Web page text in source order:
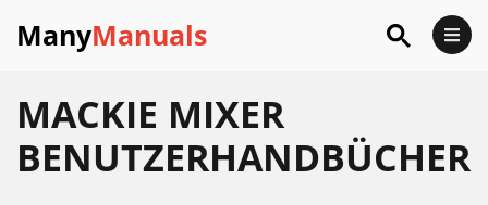
ManyManuals
MACKIE MIXER
BENUTZERHANDBÜCHER